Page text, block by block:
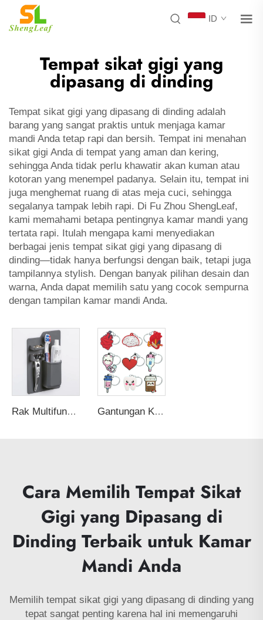
ID
Tempat sikat gigi yang
dipasang di dinding
Tempat sikat gigi yang dipasang di dinding adalah
barang yang sangat praktis untuk menjaga kamar
mandi Anda tetap rapi dan bersih. Tempat ini menahan
sikat gigi Anda di tempat yang aman dan kering,
sehingga Anda tidak perlu khawatir akan kuman atau
kotoran yang menempel padanya. Selain itu, tempat ini
juga menghemat ruang di atas meja cuci, sehingga
segalanya tampak lebih rapi. Di Fu Zhou ShengLeaf,
kami memahami betapa pentingnya kamar mandi yang
tertata rapi. Itulah mengapa kami menyediakan
berbagai jenis tempat sikat gigi yang dipasang di
dinding—tidak hanya berfungsi dengan baik, tetapi juga
tampilannya stylish. Dengan banyak pilihan desain dan
warna, Anda dapat memilih satu yang cocok sempurna
dengan tampilan kamar mandi Anda.
Rak Multifungsi Kamar Mandi Shower Tempat Penyimpanan Gelas Organizer Dudukan Sikat Gigi dan Pasta Gigi Silikon Cerdas Dinding dengan Logo Custom Gantungan Kunci Silikon 3D Custom Lucu Kawaii dari Karet PVC Lembut Custom Gantungan Kunci Kartun Obat Perawat Hadiah Minggu Perawat
Cara Memilih Tempat Sikat
Gigi yang Dipasang di
Dinding Terbaik untuk Kamar
Mandi Anda
Memilih tempat sikat gigi yang dipasang di dinding yang
tepat sangat penting karena hal ini memengaruhi